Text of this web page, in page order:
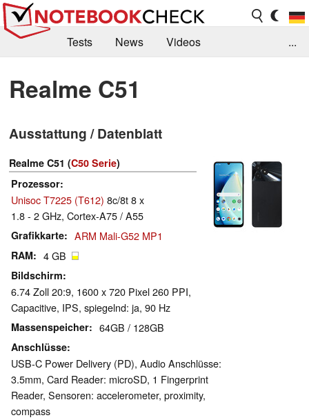
Tests News
Videos
Kaufberatung
Deals
Forum
...
Realme C51
Ausstattung / Datenblatt
Realme C51 (C50 Serie)
Prozessor
Unisoc T7225 (T612) 8c/8t 8 x
1.8 - 2 GHz, Cortex-A75 / A55
Grafikkarte ARM Mali-G52 MP1
RAM 4 GB
Bildschirm
6.74 Zoll 20:9, 1600 x 720 Pixel 260 PPI,
Capacitive, IPS, spiegelnd: ja, 90 Hz
Massenspeicher 64GB / 128GB
Anschlüsse
USB-C Power Delivery (PD), Audio Anschlüsse:
3.5mm, Card Reader: microSD, 1 Fingerprint
Reader, Sensoren: accelerometer, proximity,
compass